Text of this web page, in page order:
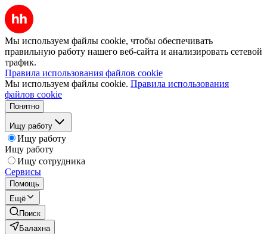
Мы используем файлы cookie, чтобы обеспечивать
правильную работу нашего веб-сайта и анализировать сетевой
трафик.
Правила использования файлов cookie
Мы используем файлы cookie. Правила использования
файлов cookie
Понятно
Ищу работу
Ищу работу
Ищу работу
Ищу сотрудника
Сервисы
Помощь
Ещё
Поиск
Балахна